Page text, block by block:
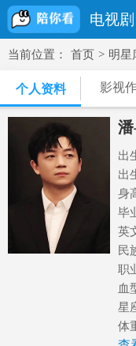
电视剧
当前位置： 首页 > 明星
个人资料 影视
潘
出
出
身
毕
英
民
职
血
星
体